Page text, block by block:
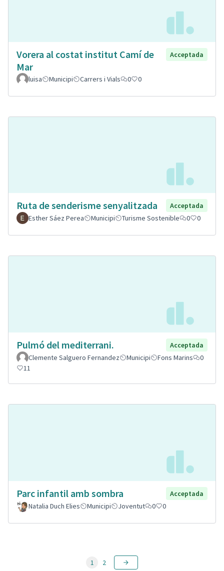
Vorera al costat institut Camí de
Mar
Acceptada
luisa Municipi Carrers i Vials 0 0
Ruta de senderisme senyalitzada
Acceptada
Esther Sáez Perea
Municipi Turisme Sostenible 0 0
Pulmó del mediterrani.
Acceptada
Clemente Salguero Fernandez
Municipi Fons Marins
0
11
Parc infantil amb sombra
Acceptada
Natalia Duch Elies
Municipi Joventut 0 0
1 2